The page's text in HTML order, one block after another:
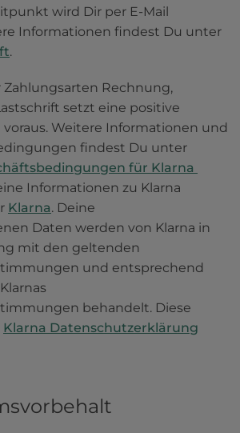
wird Dir per E-Mail
.
Rechnung,
setzt eine positive
Weitere Informationen und
für Klarna
Informationen zu Klarna
Klarna. Deine
Daten werden von Klarna in
mit den geltenden
und entsprechend
behandelt. Diese
Klarna Datenschutzerklärung